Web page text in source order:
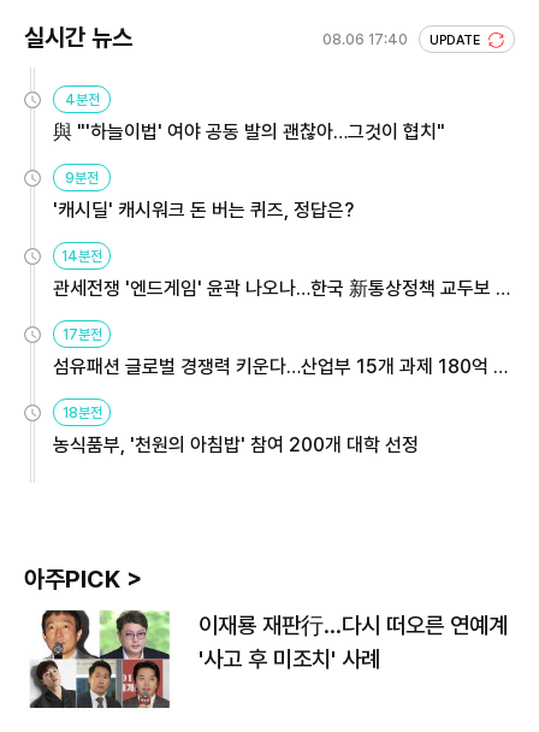
실시간 뉴스 08.06 17:40 UPDATE
4분전
與 "'하늘이법' 여야 공동 발의 괜찮아…그것이 협치"
9분전
'캐시딜' 캐시워크 돈 버는 퀴즈, 정답은?
14분전
관세전쟁 '엔드게임' 윤곽 나오나…한국 新통상정책 교두보 활
17분전
섬유패션 글로벌 경쟁력 키운다…산업부 15개 과제 180억 지
18분전
농식품부, '천원의 아침밥' 참여 200개 대학 선정
아주PICK >
이재룡 재판行…다시 떠오른 연예계
'사고 후 미조치' 사례